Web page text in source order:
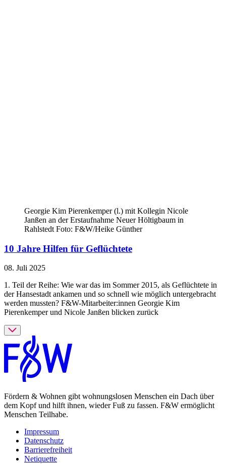
Georgie Kim Pierenkemper (l.) mit Kollegin Nicole
Janßen an der Erstaufnahme Neuer Höltigbaum in
Rahlstedt Foto: F&W/Heike Günther
10 Jahre Hilfen für Geflüchtete
08. Juli 2025
1. Teil der Reihe: Wie war das im Sommer 2015, als Geflüchtete in
der Hansestadt ankamen und so schnell wie möglich untergebracht
werden mussten? F&W-Mitarbeiter:innen Georgie Kim
Pierenkemper und Nicole Janßen blicken zurück
Fördern & Wohnen gibt wohnungslosen Menschen ein Dach über
dem Kopf und hilft ihnen, wieder Fuß zu fassen. F&W ermöglicht
Menschen Teilhabe.
Impressum
Datenschutz
Barrierefreiheit
Netiquette